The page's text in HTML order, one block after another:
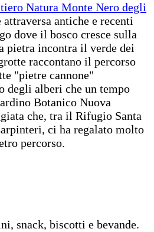
Natura Monte Nero degli
attraversa antiche e recenti
dove il bosco cresce sulla
pietra incontra il verde dei
raccontano il percorso
"pietre cannone"
degli alberi che un tempo
Botanico Nuova
che, tra il Rifugio Santa
ci ha regalato molto
percorso.
snack, biscotti e bevande.